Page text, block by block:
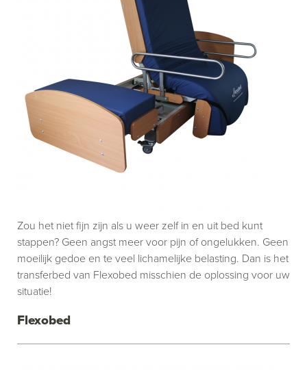
Flexobed
Zou het niet fijn zijn als u weer zelf in en uit bed kunt
stappen? Geen angst meer voor pijn of ongelukken. Geen
moeilijk gedoe en te veel lichamelijke belasting. Dan is het
transferbed van Flexobed misschien de oplossing voor uw
situatie!